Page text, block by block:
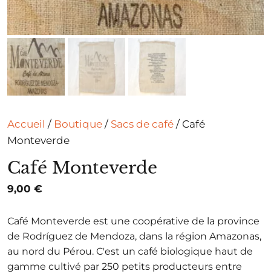
Accueil / Boutique / Sacs de café / Café
Monteverde
Café Monteverde
9,00 €
Café Monteverde est une coopérative de la province
de Rodríguez de Mendoza, dans la région Amazonas,
au nord du Pérou. C'est un café biologique haut de
gamme cultivé par 250 petits producteurs entre